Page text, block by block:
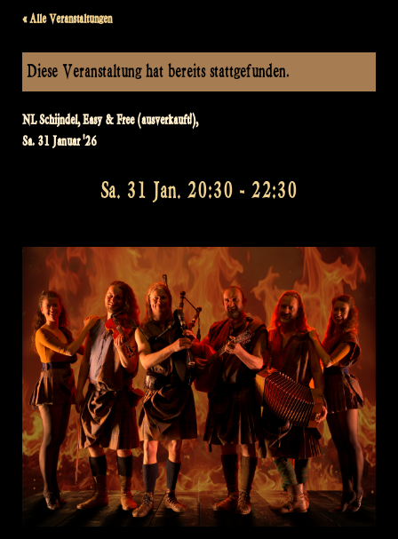
« Alle Veranstaltungen
Diese Veranstaltung hat bereits stattgefunden.
NL Schijndel, Easy & Free (ausverkauft!),
Sa. 31 Januar '26
Sa. 31 Jan. 20:30 - 22:30